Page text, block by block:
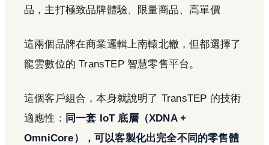
品，主打極致品牌體驗、限量商品、高單價
這兩個品牌在商業邏輯上南轅北轍，但都選擇了
龍雲數位的 TransTEP 智慧零售平台。
這個客戶組合，本身就說明了 TransTEP 的技術
適應性： 同一套 IoT 底層（XDNA +
OmniCore），可以客製化出完全不同的零售體